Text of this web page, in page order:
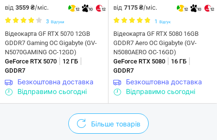
від 3559 ₴/міс. 12 10 12
3 Відгуки
Відеокарта GF RTX 5070 12GB
GDDR7 Gaming OC Gigabyte (GV-
N5070GAMING OC-12GD)
GeForce RTX 5070
12 ГБ
GDDR7
Безкоштовна доставка
Відправимо сьогодні
від 7175 ₴/міс. 12 10 12
1 Відгук
Відеокарта GF RTX 5080 16GB
GDDR7 Aero OC Gigabyte (GV-
N5080AERO OC-16GD)
GeForce RTX 5080
16 ГБ
GDDR7
Безкоштовна доставка
Відправимо сьогодні
Більше товарів